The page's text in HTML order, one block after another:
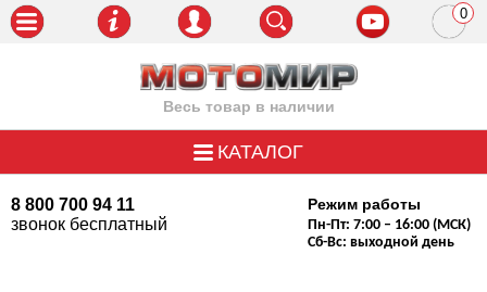
Весь товар в наличии
8 800 700 94 11
звонок бесплатный
Режим работы
Пн-Пт: 7:00 – 16:00 (МСК)
Сб-Вс: выходной день
0
КАТАЛОГ